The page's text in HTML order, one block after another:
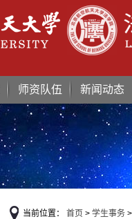
师资队伍 新闻动态
当前位置： 首页 > 学生事务